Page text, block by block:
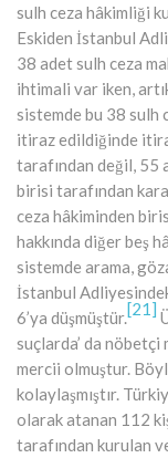
sulh ceza hâkimliği
Eskiden İstanbul
38 adet sulh ceza
ihtimali var iken,
sistemde bu 38 sulh
itiraz edildiğinde
tarafından değil, 55
birisi tarafından
ceza hâkiminden
hakkında diğer beş
sistemde arama,
İstanbul
6’ya düşmüştür.[21]
suçlarda’ da
mercii olmuştur.
kolaylaşmıştır.
olarak atanan 112
tarafından kurulan